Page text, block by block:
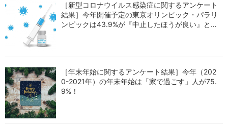
［新型コロナウイルス感染症に関するアンケート
結果］今年開催予定の東京オリンピック・パラリ
ンピックは43.9%が『中止したほうが良い』と回
［年末年始に関するアンケート結果］今年（202
0-2021年）の年末年始は「家で過ごす」人が75.
9%！